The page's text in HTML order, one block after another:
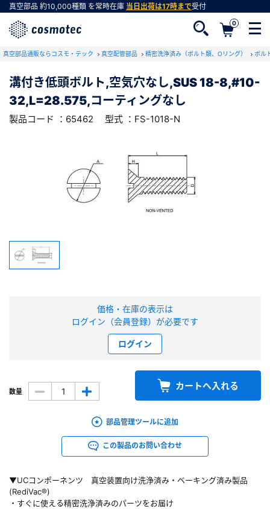
真空部品 約10,000種類 を常時在庫 当日出荷は17時まで受付
0
真空部品通販ならコスモ・テック 真空配管部品 精密洗浄済み（ボルト類、Oリング） ボル
溝付き低頭ボルト,空気穴なし,SUS 18-8,#10-
32,L=28.575,コーティングなし
製品コード ：65462 型式 ：FS-1018-N
▼UCコンポーネンツ 真空装置向け洗浄済み・ベーキング済み製品
(RediVac®)
・すぐに使える精密洗浄済みのパーツをお届け
価格・在庫の表示は
ログイン（会員登録）が必要です
ログイン
数量 カートへ入れる
部品管理ツールに追加
この製品のお問い合わせ
RoHS2適合報告書のダウンロード
下記製品のRoHS2適合報告書のダウンロードをします。
溝付き低頭ボルト,空気穴なし,SUS 18-
8,#10-32,L=28.575,コーティングなし
型式 ：FS-1018-N 製品コード ：65462
必須
会員登録がお済みでない方
会員登録をすれば、便利な機能がご利用いただけ
※新規会員登録をお申し込み頂いてから本登録となるまで、数日間かかる場合
会員の方はこちら
ログイン
※パスワードをお忘れの方は、パスワード再発行ページへ
※メールアドレスを忘れた方は、お問い合わせページよりお問い合わせくださ